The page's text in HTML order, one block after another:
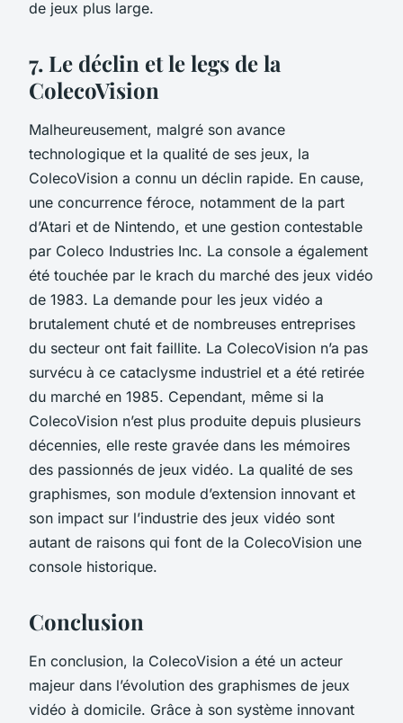
de jeux plus large.
7. Le déclin et le legs de la
ColecoVision
Malheureusement, malgré son avance
technologique et la qualité de ses jeux, la
ColecoVision a connu un déclin rapide. En cause,
une concurrence féroce, notamment de la part
d’Atari et de Nintendo, et une gestion contestable
par Coleco Industries Inc. La console a également
été touchée par le krach du marché des jeux vidéo
de 1983. La demande pour les jeux vidéo a
brutalement chuté et de nombreuses entreprises
du secteur ont fait faillite. La ColecoVision n’a pas
survécu à ce cataclysme industriel et a été retirée
du marché en 1985. Cependant, même si la
ColecoVision n’est plus produite depuis plusieurs
décennies, elle reste gravée dans les mémoires
des passionnés de jeux vidéo. La qualité de ses
graphismes, son module d’extension innovant et
son impact sur l’industrie des jeux vidéo sont
autant de raisons qui font de la ColecoVision une
console historique.
Conclusion
En conclusion, la ColecoVision a été un acteur
majeur dans l’évolution des graphismes de jeux
vidéo à domicile. Grâce à son système innovant